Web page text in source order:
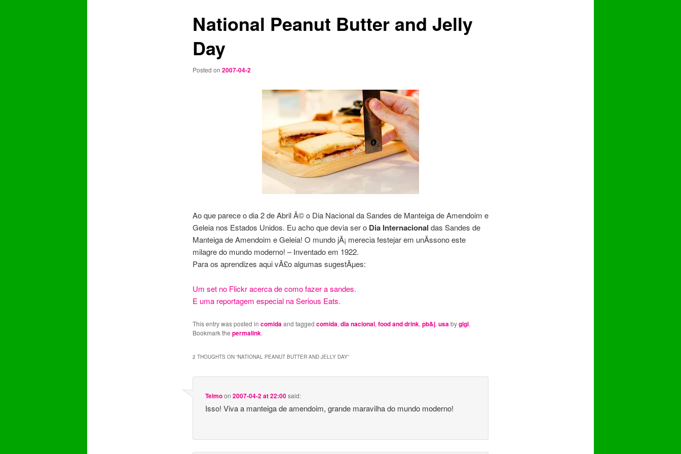
National Peanut Butter and Jelly
Day
Posted on 2007-04-2
Ao que parece o dia 2 de Abril Ã© o Dia Nacional da Sandes de Manteiga de Amendoim e
Geleia nos Estados Unidos. Eu acho que devia ser o Dia Internacional das Sandes de
Manteiga de Amendoim e Geleia! O mundo jÃ¡ merecia festejar em unÃ­ssono este
milagre do mundo moderno! – Inventado em 1922.
Para os aprendizes aqui vÃ£o algumas sugestÃµes:
Um set no Flickr acerca de como fazer a sandes.
E uma reportagem especial na Serious Eats.
This entry was posted in comidaand tagged comida, dia nacional, food and drink, pb&j, usabygigi.
Bookmark the permalink.
2 THOUGHTS ON “NATIONAL PEANUT BUTTER AND JELLY DAY”
Telmoon2007-04-2 at 22:00said:
Isso! Viva a manteiga de amendoim, grande maravilha do mundo moderno!